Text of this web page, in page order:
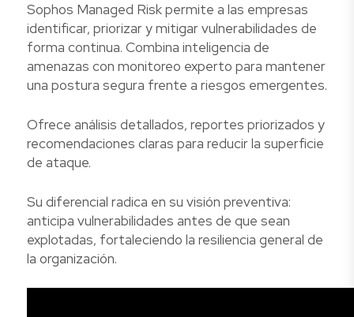
Sophos Managed Risk permite a las empresas
identificar, priorizar y mitigar vulnerabilidades de
forma continua. Combina inteligencia de
amenazas con monitoreo experto para mantener
una postura segura frente a riesgos emergentes.
Ofrece análisis detallados, reportes priorizados y
recomendaciones claras para reducir la superficie
de ataque.
Su diferencial radica en su visión preventiva:
anticipa vulnerabilidades antes de que sean
explotadas, fortaleciendo la resiliencia general de
la organización.